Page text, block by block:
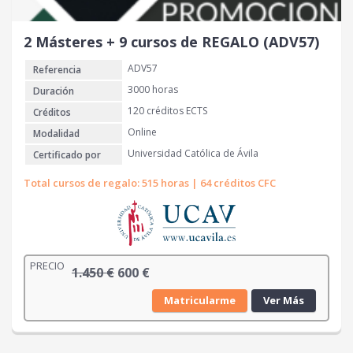
e
r
€
.
:
4
0
€
2 Másteres + 9 cursos de REGALO (ADV57)
Referencia
ADV57
Duración
3000 horas
Créditos
120 créditos ECTS
Modalidad
Online
Certificado por
Universidad Católica de Ávila
Total cursos de regalo: 515 horas | 64 créditos CFC
PRECIO 1.450€ E
r
600 €E
l
p
r
Matricularme Ver Más